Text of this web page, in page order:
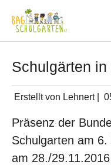
Schulgärten
Erstellt von Lehnert |
Präsenz der
Schulgarten am
am 28./